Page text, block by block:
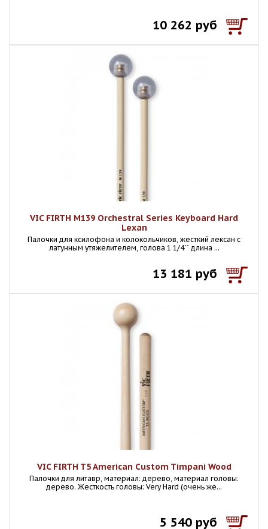
10 262 руб
VIC FIRTH M139 Orchestral Series Keyboard Hard
Lexan
Палочки для ксилофона и колокольчиков, жесткий лексан с
латунным утяжелителем, голова 1 1/4`` длина ...
13 181 руб
VIC FIRTH T5 American Custom Timpani Wood
Палочки для литавр, материал: дерево, материал головы:
дерево. Жесткость головы: Very Hard (очень же...
5 540 руб